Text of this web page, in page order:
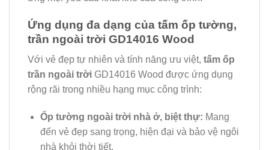
Ứng dụng đa dạng của tấm ốp tường,
trần ngoài trời GD14016 Wood
Với vẻ đẹp tự nhiên và tính năng ưu việt, tấm ốp
trần ngoài trời GD14016 Wood được ứng dụng
rộng rãi trong nhiều hạng mục công trình:
Ốp tường ngoài trời nhà ở, biệt thự: Mang
đến vẻ đẹp sang trọng, hiện đại và bảo vệ ngôi
nhà khỏi thời tiết.